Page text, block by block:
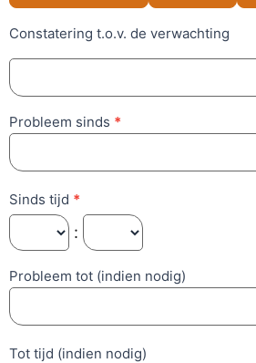
Constatering t.o.v. de verwachting
Probleem sinds *
Sinds tijd *
:
Probleem tot (indien nodig)
Tot tijd (indien nodig)